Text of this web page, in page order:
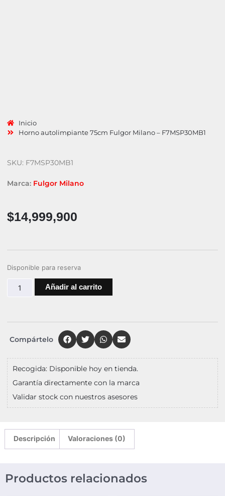
Inicio
Horno autolimpiante 75cm Fulgor Milano – F7MSP30MB1
SKU: F7MSP30MB1
Marca: Fulgor Milano
$14,999,900
Disponible para reserva
Añadir al carrito
Compártelo
Recogida: Disponible hoy en tienda.
Garantía directamente con la marca
Validar stock con nuestros asesores
Descripción Valoraciones (0)
Productos relacionados